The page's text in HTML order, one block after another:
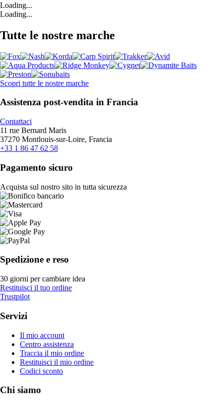
Loading...
Loading...
Tutte le nostre marche
Scopri tutte le nostre marche
Assistenza post-vendita in Francia
Contattaci
11 rue Bernard Maris
37270 Montlouis-sur-Loire, Francia
+33 1 86 47 62 58
Pagamento sicuro
Acquista sul nostro sito in tutta sicurezza
Spedizione e reso
30 giorni per cambiare idea
Restituisci il tuo ordine
Trustpilot
Servizi
Il mio account
Centro assistenza
Traccia il mio ordine
Restituisci il mio ordine
Codici sconto
Chi siamo